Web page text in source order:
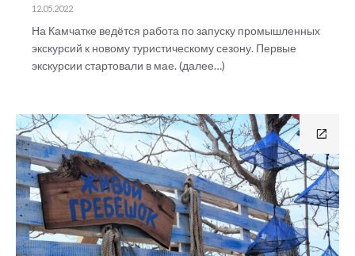
12.05.2022
На Камчатке ведётся работа по запуску промышленных
экскурсий к новому туристическому сезону. Первые
экскурсии стартовали в мае. (далее…)